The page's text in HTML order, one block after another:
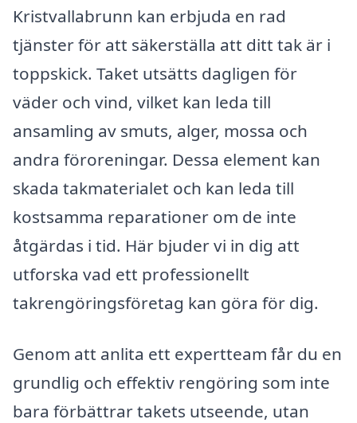
Kristvallabrunn kan erbjuda en rad
tjänster för att säkerställa att ditt tak är i
toppskick. Taket utsätts dagligen för
väder och vind, vilket kan leda till
ansamling av smuts, alger, mossa och
andra föroreningar. Dessa element kan
skada takmaterialet och kan leda till
kostsamma reparationer om de inte
åtgärdas i tid. Här bjuder vi in dig att
utforska vad ett professionellt
takrengöringsföretag kan göra för dig.
Genom att anlita ett expertteam får du en
grundlig och effektiv rengöring som inte
bara förbättrar takets utseende, utan